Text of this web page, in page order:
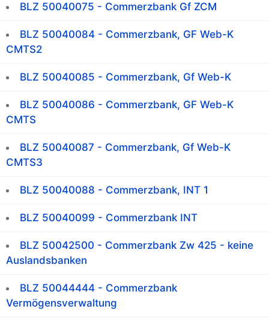
BLZ 50040075 - Commerzbank Gf ZCM
BLZ 50040084 - Commerzbank, GF Web-K
CMTS2
BLZ 50040085 - Commerzbank, Gf Web-K
BLZ 50040086 - Commerzbank, GF Web-K
CMTS
BLZ 50040087 - Commerzbank, Gf Web-K
CMTS3
BLZ 50040088 - Commerzbank, INT 1
BLZ 50040099 - Commerzbank INT
BLZ 50042500 - Commerzbank Zw 425 - keine
Auslandsbanken
BLZ 50044444 - Commerzbank
Vermögensverwaltung